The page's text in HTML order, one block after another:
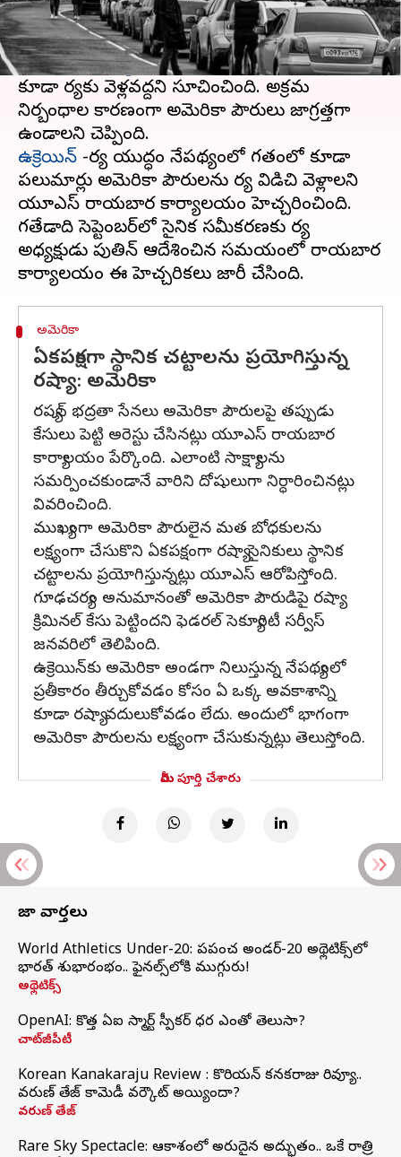
రష్యాలో నివసిస్తున్న లేదా ప్రయాణించేఅమెరికాపౌరులు
వెంటనే ఆ దేశాన్ని వీడాలని మాస్కోలోనియూఎస్
రాయబార కార్యాలయంతెలిపింది. కొత్తగా వెళ్లే వారు
కూడా రష్యాకు వెళ్లవద్దని సూచించింది. అక్రమ
నిర్బంధాల కారణంగా అమెరికా పౌరులు జాగ్రత్తగా
ఉక్రెయిన్ -రష్యా యుద్ధం నేపథ్యంలో గతంలో కూడా
పలుమార్లు అమెరికా పౌరులను రష్యా విడిచి వెళ్లాలని
యూఎస్ రాయబార కార్యాలయం హెచ్చరించింది.
గతేడాది సెప్టెంబర్‌లో సైనిక సమీకరణకు రష్యా
అధ్యక్షుడు పుతిన్ ఆదేశించిన సమయంలో రాయబార
అమెరికా
ఏకపక్షంగా స్థానిక చట్టాలను ప్రయోగిస్తున్న
రష్యా: అమెరికా
రష్యన్ భద్రతా సేనలు అమెరికా పౌరులపై తప్పుడు
కేసులు పెట్టి అరెస్టు చేసినట్లు యూఎస్ రాయబార
కార్యాలయం పేర్కొంది. ఎలాంటి సాక్ష్యాలను
సమర్పించకుండానే వారిని దోషులుగా నిర్ధారించినట్లు
వివరించింది.
ముఖ్యంగా అమెరికా పౌరులైన మత బోధకులను
లక్ష్యంగా చేసుకొని ఏకపక్షంగా రష్యా సైనికులు స్థానిక
చట్టాలను ప్రయోగిస్తున్నట్లు యూఎస్ ఆరోపిస్తోంది.
గూఢచర్యం అనుమానంతో అమెరికా పౌరుడిపై రష్యా
క్రిమినల్ కేసు పెట్టిందని ఫెడరల్ సెక్యూరిటీ సర్వీస్
జనవరిలో తెలిపింది.
ఉక్రెయిన్‌కు అమెరికా అండగా నిలుస్తున్న నేపథ్యంలో
ప్రతీకారం తీర్చుకోవడం కోసం ఏ ఒక్క అవకాశాన్ని
కూడా రష్యా వదులుకోవడం లేదు. అందులో భాగంగా
అమెరికా పౌరులను లక్ష్యంగా చేసుకున్నట్లు తెలుస్తోంది.
మీరు పూర్తి చేశారు
తాజా వార్తలు
World Athletics Under-20: ప్రపంచ అండర్-20 అథ్లెటిక్స్‌లో
భారత్‌ శుభారంభం.. ఫైనల్స్‌లోకి ముగ్గురు!
అథ్లెటిక్స్
OpenAI: కొత్త ఏఐ స్మార్ట్ స్పీకర్ ధర ఎంతో తెలుసా?
చాట్‌జీపీటీ
Korean Kanakaraju Review : కొరియన్ కనకరాజు రివ్యూ..
వరుణ్ తేజ్ కామెడీ వర్కౌట్ అయ్యిందా?
వరుణ్ తేజ్
Rare Sky Spectacle: ఆకాశంలో అరుదైన అద్భుతం.. ఒకే రాత్రి